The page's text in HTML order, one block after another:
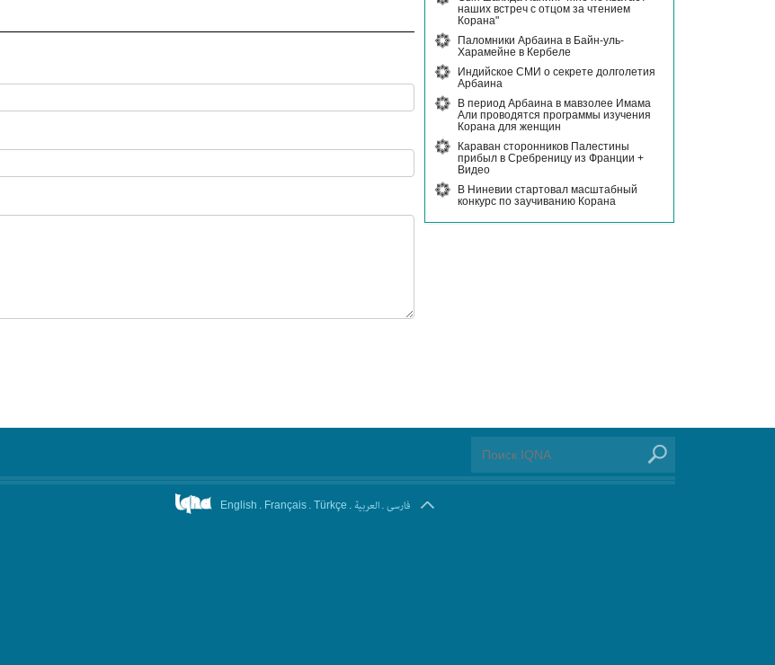
наших встреч с отцом за чтением
Корана"
Паломники Арбаина в Байн-уль-
Харамейне в Кербеле
Индийское СМИ о секрете долголетия
Арбаина
В период Арбаина в мавзолее Имама
Али проводятся программы изучения
Корана для женщин
Караван сторонников Палестины
прибыл в Сребреницу из Франции +
Видео
В Ниневии стартовал масштабный
конкурс по заучиванию Корана
English . Français . Türkçe . العربیة . فارسی